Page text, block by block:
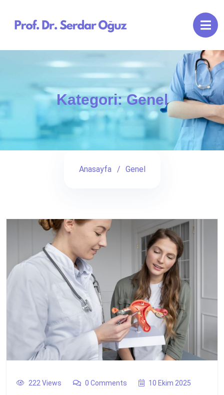
Kategori:Genel
Anasayfa Genel
222 Views 0 Comments 10 Ekim 2025